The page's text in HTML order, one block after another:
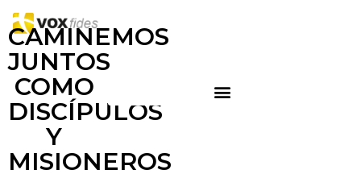
CAMINEMOS
JUNTOS
COMO
DISCÍPULOS
Y
MISIONEROS